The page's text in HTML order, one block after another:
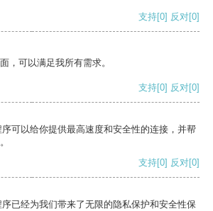
支持[0] 反对[0]
，可以满足我所有需求。
支持[0] 反对[0]
可以给你提供最高速度和安全性的连接，并帮
支持[0] 反对[0]
已经为我们带来了无限的隐私保护和安全性保